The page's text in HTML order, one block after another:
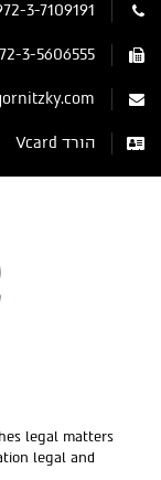
3-7109191
3-5606555
הורד Vcard
legal matters
legal and